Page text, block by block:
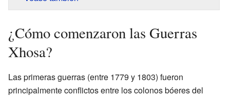
¿Cómo comenzaron las Guerras
Xhosa?
Las primeras guerras (entre 1779 y 1803) fueron
principalmente conflictos entre los colonos bóeres del